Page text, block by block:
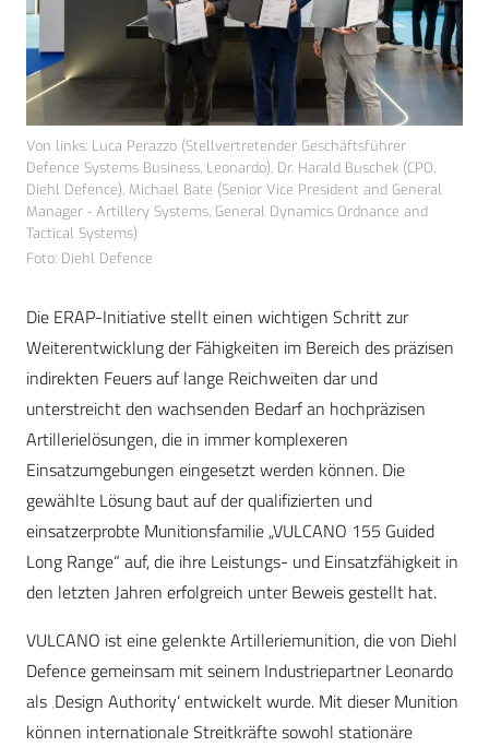
Von links: Luca Perazzo (Stellvertretender Geschäftsführer
Defence Systems Business, Leonardo), Dr. Harald Buschek (CPO,
Diehl Defence), Michael Bate (Senior Vice President and General
Manager - Artillery Systems, General Dynamics Ordnance and
Tactical Systems)
Foto: Diehl Defence
Die ERAP-Initiative stellt einen wichtigen Schritt zur
Weiterentwicklung der Fähigkeiten im Bereich des präzisen
indirekten Feuers auf lange Reichweiten dar und
unterstreicht den wachsenden Bedarf an hochpräzisen
Artillerielösungen, die in immer komplexeren
Einsatzumgebungen eingesetzt werden können. Die
gewählte Lösung baut auf der qualifizierten und
einsatzerprobte Munitionsfamilie „VULCANO 155 Guided
Long Range“ auf, die ihre Leistungs- und Einsatzfähigkeit in
den letzten Jahren erfolgreich unter Beweis gestellt hat.
VULCANO ist eine gelenkte Artilleriemunition, die von Diehl
Defence gemeinsam mit seinem Industriepartner Leonardo
als ‚Design Authority‘ entwickelt wurde. Mit dieser Munition
können internationale Streitkräfte sowohl stationäre